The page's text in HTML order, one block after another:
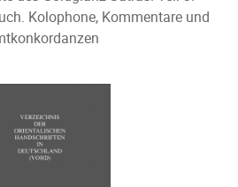
Kolophone, Kommentare und